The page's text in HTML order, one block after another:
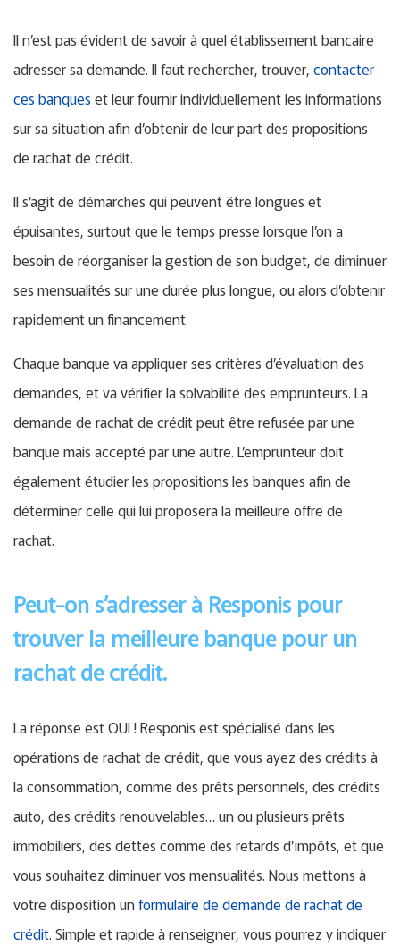
Il n’est pas évident de savoir à quel établissement bancaire
adresser sa demande. Il faut rechercher, trouver, contacter
ces banqueset leur fournir individuellement les informations
sur sa situation afin d’obtenir de leur part des propositions
de rachat de crédit.
Il s’agit de démarches qui peuvent être longues et
épuisantes, surtout que le temps presse lorsque l’on a
besoin de réorganiser la gestion de son budget, de diminuer
ses mensualités sur une durée plus longue, ou alors d’obtenir
rapidement un financement.
Chaque banque va appliquer ses critères d’évaluation des
demandes, et va vérifier la solvabilité des emprunteurs. La
demande de rachat de crédit peut être refusée par une
banque mais accepté par une autre. L’emprunteur doit
également étudier les propositions les banques afin de
déterminer celle qui lui proposera la meilleure offre de
rachat.
Peut-on s’adresser à Responis pour
trouver la meilleure banque pour un
rachat de crédit.
La réponse est OUI ! Responis est spécialisé dans les
opérations de rachat de crédit, que vous ayez des crédits à
la consommation, comme des prêts personnels, des crédits
auto, des crédits renouvelables… un ou plusieurs prêts
immobiliers, des dettes comme des retards d’impôts, et que
vous souhaitez diminuer vos mensualités. Nous mettons à
votre disposition unformulaire de demande de rachat de
crédit. Simple et rapide à renseigner, vous pourrez y indiquer